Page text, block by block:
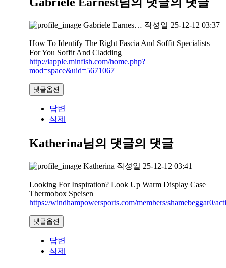
Gabriele Earnes… 작성일 25-12-12 03:37
How To Identify The Right Fascia And Soffit Specialists
For You Soffit And Cladding
http://iapple.minfish.com/home.php?
mod=space&uid=5671067
댓글옵션
답변
삭제
Katherina님의 댓글의 댓글
Katherina 작성일 25-12-12 03:41
Looking For Inspiration? Look Up Warm Display Case
Thermobox Speisen
https://windhampowersports.com/members/shamebeggar0/
댓글옵션
답변
삭제